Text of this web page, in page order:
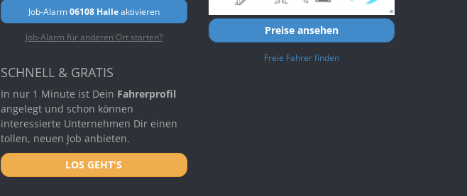
Job-Alarm06108 Halleaktivieren
Job-Alarm für anderen Ort starten?
SCHNELL & GRATIS
In nur 1 Minute ist Dein Fahrerprofil
angelegt und schon können
interessierte Unternehmen Dir einen
tollen, neuen Job anbieten.
LOS GEHT'S
Preise ansehen
Freie Fahrer finden